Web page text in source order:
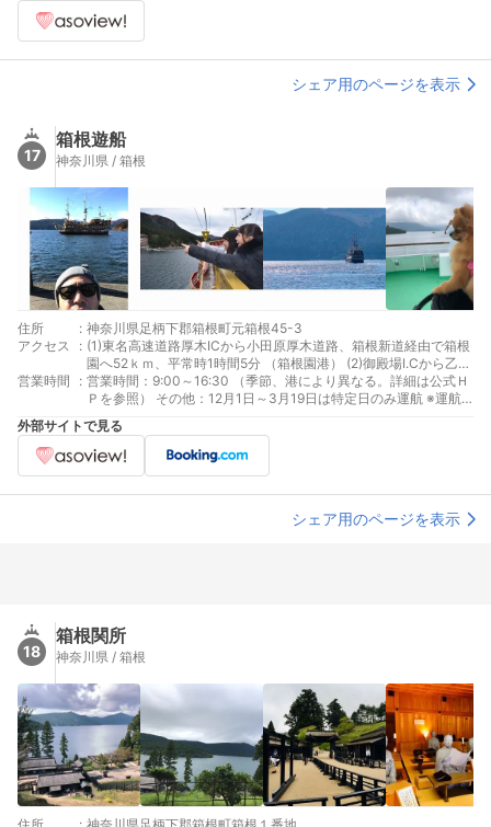
シェア用のページを表示
17
箱根遊船
神奈川県 / 箱根
住所 : 神奈川県足柄下郡箱根町元箱根45-3
アクセス
: (1)東名高速道路厚木ICから小田原厚木道路、箱根新道経由で箱根
園へ52ｋｍ、平常時1時間5分 （箱根園港） (2)御殿場I.Cから乙女
峠、湖尻経由で箱根園へ24ｋｍ、平常時45分 （箱根園港） (3)Ｊ
Ｒ小田原駅から伊豆箱根バスで箱根園へ1時間20分 （箱根園港）
営業時間 : 営業時間：9:00～16:30 （季節、港により異なる。詳細は公式Ｈ
Ｐを参照） その他：12月1日～3月19日は特定日のみ運航 ※運航
日：土休日及び12/31、1/1・3(ただし船舶の法定点検整備のため
運休日があります。ご確認ください)
外部サイトで見る
シェア用のページを表示
18
箱根関所
神奈川県 / 箱根